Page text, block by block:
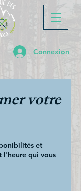
Connexion
votre
et
l'heure qui vous